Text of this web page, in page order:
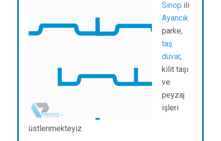
Sinop ili
Ayancık
parke,
taş
duvar,
kilit taşı
ve
peyzaj
işleri
üstlenmekteyiz.